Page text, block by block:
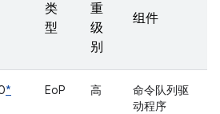
类
型
重
级
别
组件
*
EoP 高
命令队列驱
动程序